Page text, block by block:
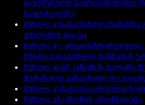
გაუქმებული საერთაშორისო
საფუძველზე
მუხლი 45სასაქონლო ნიშანზე
უფლების დაცვა
მუხლი 45^1
მქონე სასაქონლო ნიშნების
მუხლი 46ამ კანონის ძალაში
შეტანილი განაცხადი და
მუხლი 47ძალადაკარგული
მუხლი 48კანონის ამოქმედება